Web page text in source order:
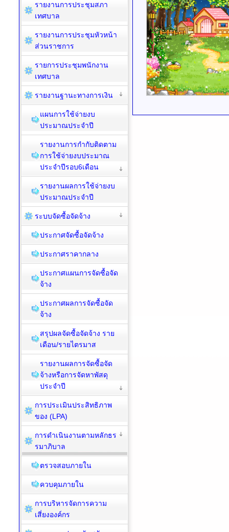
รายงานการประชุมสภา
เทศบาล
รายงานการประชุมหัวหน้า
ส่วนราชการ
รายการประชุมพนักงาน
เทศบาล
รายงานฐานะทางการเงิน
แผนการใช้จ่ายงบ
ประมาณประจำปี
รายงานการกำกับติดตาม
การใช้จ่ายงบประมาณ
ประจำปีรอบ6เดือน
รายงานผลการใช้จ่ายงบ
ประมาณประจำปี
ระบบจัดซื้อจัดจ้าง
ประกาศจัดซื้อจัดจ้าง
ประกาศราคากลาง
ประกาศแผนการจัดซื้อจัด
จ้าง
ประกาศผลการจัดซื้อจัด
จ้าง
สรุปผลจัดซื้อจัดจ้าง ราย
เดือน/รายไตรมาส
รายงานผลการจัดซื้อจัด
จ้างหรือการจัดหาพัสดุ
ประจำปี
การประเมินประสิทธิภาพ
ของ (LPA)
การดำเนินงานตามหลักธร
รมาภิบาล
ตรวจสอบภายใน
ควบคุมภายใน
การบริหารจัดการความ
เสี่ยงองค์กร